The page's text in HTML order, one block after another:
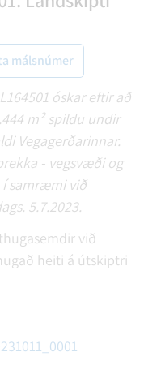
málsnúmer
óskar eftir að
m² spildu undir
Vegagerðarinnar.
- vegsvæði og
í samræmi við
5.7.2023.
við
heiti á útskiptri